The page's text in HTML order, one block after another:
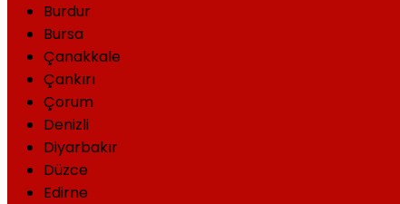
Burdur
Bursa
Çanakkale
Çankırı
Çorum
Denizli
Diyarbakır
Düzce
Edirne